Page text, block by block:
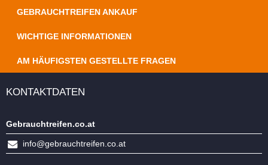
GEBRAUCHTREIFEN ANKAUF
WICHTIGE INFORMATIONEN
AM HÄUFIGSTEN GESTELLTE FRAGEN
KONTAKTDATEN
Gebrauchtreifen.co.at
info@gebrauchtreifen.co.at